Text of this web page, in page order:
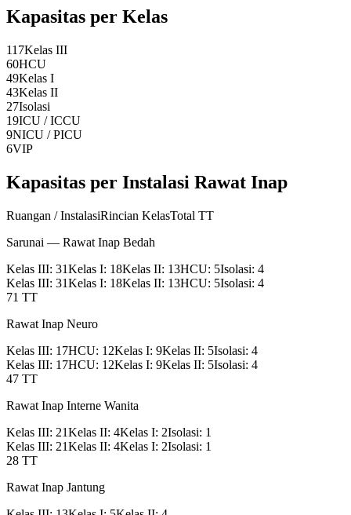
Kapasitas per Kelas
117Kelas III
60HCU
49Kelas I
43Kelas II
27Isolasi
19ICU / ICCU
9NICU / PICU
6VIP
Kapasitas per Instalasi Rawat Inap
Ruangan / InstalasiRincian KelasTotal TT
Sarunai — Rawat Inap Bedah
Kelas III: 31Kelas I: 18Kelas II: 13HCU: 5Isolasi: 4
Kelas III: 31Kelas I: 18Kelas II: 13HCU: 5Isolasi: 4
71 TT
Rawat Inap Neuro
Kelas III: 17HCU: 12Kelas I: 9Kelas II: 5Isolasi: 4
Kelas III: 17HCU: 12Kelas I: 9Kelas II: 5Isolasi: 4
47 TT
Rawat Inap Interne Wanita
Kelas III: 21Kelas II: 4Kelas I: 2Isolasi: 1
Kelas III: 21Kelas II: 4Kelas I: 2Isolasi: 1
28 TT
Rawat Inap Jantung